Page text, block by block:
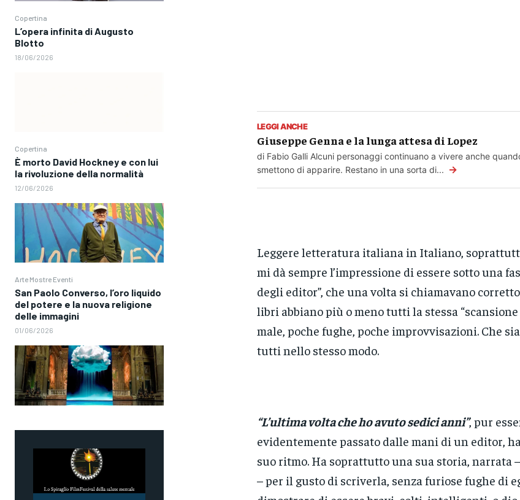
Copertina
L’opera infinita di Augusto
Blotto
18/06/2026
Copertina
È morto David Hockney e con lui
la rivoluzione della normalità
12/06/2026
Arte Mostre Eventi
San Paolo Converso, l’oro liquido
del potere e la nuova religione
delle immagini
01/06/2026
LEGGI ANCHE
Giuseppe Genna e la lunga attesa di Lopez
di Fabio Galli Alcuni personaggi continuano a vivere anche
smettono di apparire. Restano in una sorta di... →
Leggere letteratura italiana in Italiano,
mi dà sempre l’impressione di essere sotto una
degli editor”, che una volta si chiamavano
libri abbiano più o meno tutti la stessa
male, poche fughe, poche improvvisazioni. Che
tutti nello stesso modo.
“L’ultima volta che ho avuto sedici anni”, pur
evidentemente passato dalle mani di un editor,
suo ritmo. Ha soprattutto una sua storia, narrata
– per il gusto di scriverla, senza furiose fughe di